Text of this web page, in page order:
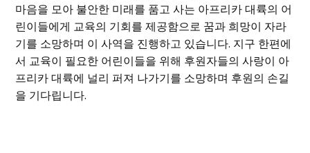
마음을 모아 불안한 미래를 품고 사는 아프리카 대륙의 어
린이들에게 교육의 기회를 제공함으로 꿈과 희망이 자라
기를 소망하며 이 사역을 진행하고 있습니다. 지구 한편에
서 교육이 필요한 어린이들을 위해 후원자들의 사랑이 아
프리카 대륙에 널리 퍼져 나가기를 소망하며 후원의 손길
을 기다립니다.